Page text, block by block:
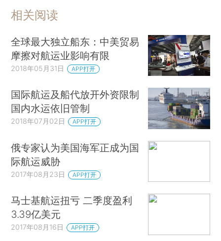
相关阅读
全球最大独立船东：中美贸易
摩擦对航运业影响有限
2018年05月31日 APP打开
国际航运及船代放开外资限制
国内水运依旧管制
2018年07月02日 APP打开
俄专家认为美国海军正成为国
际航运威胁
2017年08月23日 APP打开
马士基航运扭亏 二季度盈利
3.39亿美元
2017年08月16日 APP打开